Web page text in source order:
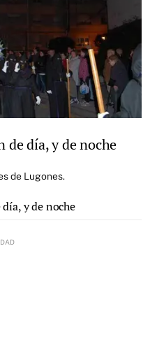
de día, y de noche
de Lugones.
y de noche